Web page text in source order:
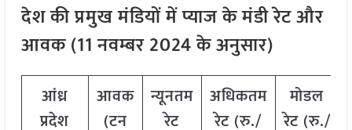
देश की प्रमुख मंडियों में प्याज के मंडी रेट और
आवक (11नवम्बर2024के अनुसार)
आंध्र
प्रदेश
आवक
(टन
न्यूनतम
रेट
अधिकतम
रेट (रु./
मोडल
रेट (रु./